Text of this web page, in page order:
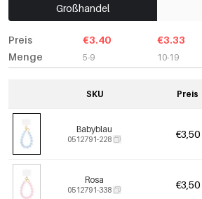
Großhandel
Preis
Menge
€3.40
5-9
€3.33
10-19
SKU Preis
Babyblau
0512791-228 €3,50
Rosa
0512791-338 €3,50